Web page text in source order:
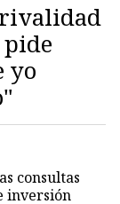
yo
consultas
inversión